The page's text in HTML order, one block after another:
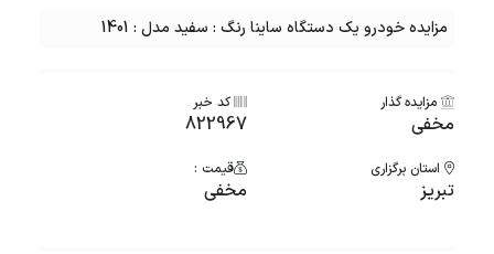
مزایده خودرو یک دستگاه ساینا رنگ : سفید مدل : 1401
مزایده گذار
مخفی
کد خبر
822967
استان برگزاری
تبریز
قیمت :
مخفی